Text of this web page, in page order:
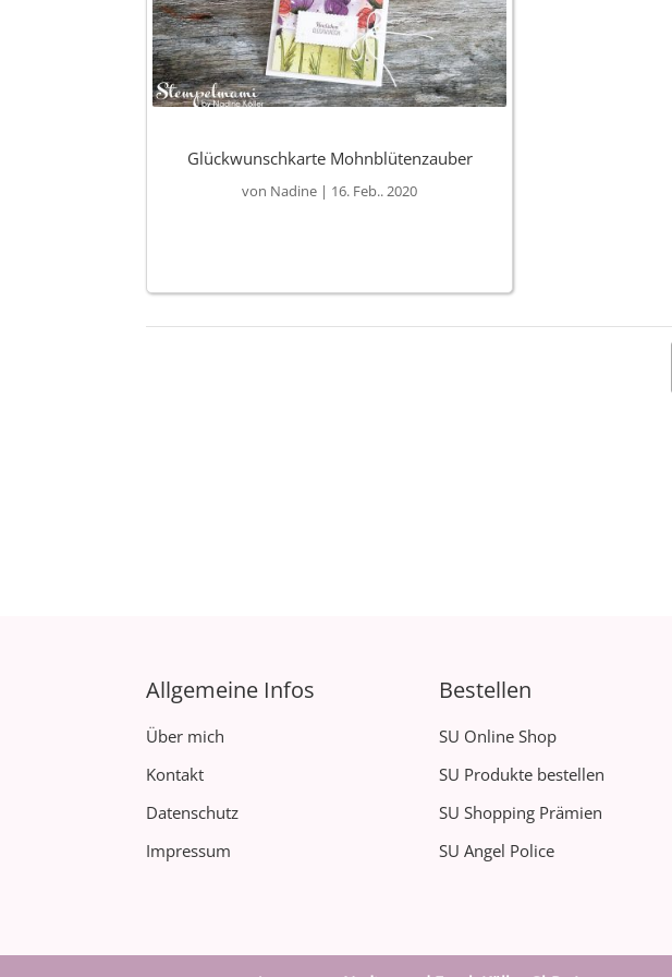
Glückwunschkarte Mohnblütenzauber
von Nadine | 16. Feb.. 2020
Allgemeine Infos
Über mich
Kontakt
Datenschutz
Impressum
Bestellen
SU Online Shop
SU Produkte bestellen
SU Shopping Prämien
SU Angel Police